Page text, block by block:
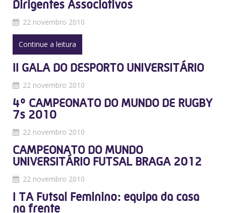
Dirigentes Associativos
22 novembro 2010
Continue a leitura
II GALA DO DESPORTO UNIVERSITÁRIO
22 novembro 2010
4º CAMPEONATO DO MUNDO DE RUGBY
7s 2010
22 novembro 2010
CAMPEONATO DO MUNDO
UNIVERSITÁRIO FUTSAL BRAGA 2012
22 novembro 2010
I TA Futsal Feminino: equipa da casa
na frente